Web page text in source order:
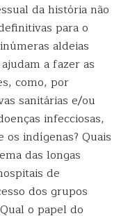
da história não
para o
aldeias
a fazer as
como, por
sanitárias e/ou
infecciosas,
indígenas? Quais
das longas
de
dos grupos
o papel do